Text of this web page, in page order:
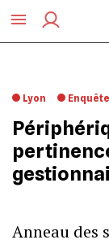
Lyon Enquête
Anneau des